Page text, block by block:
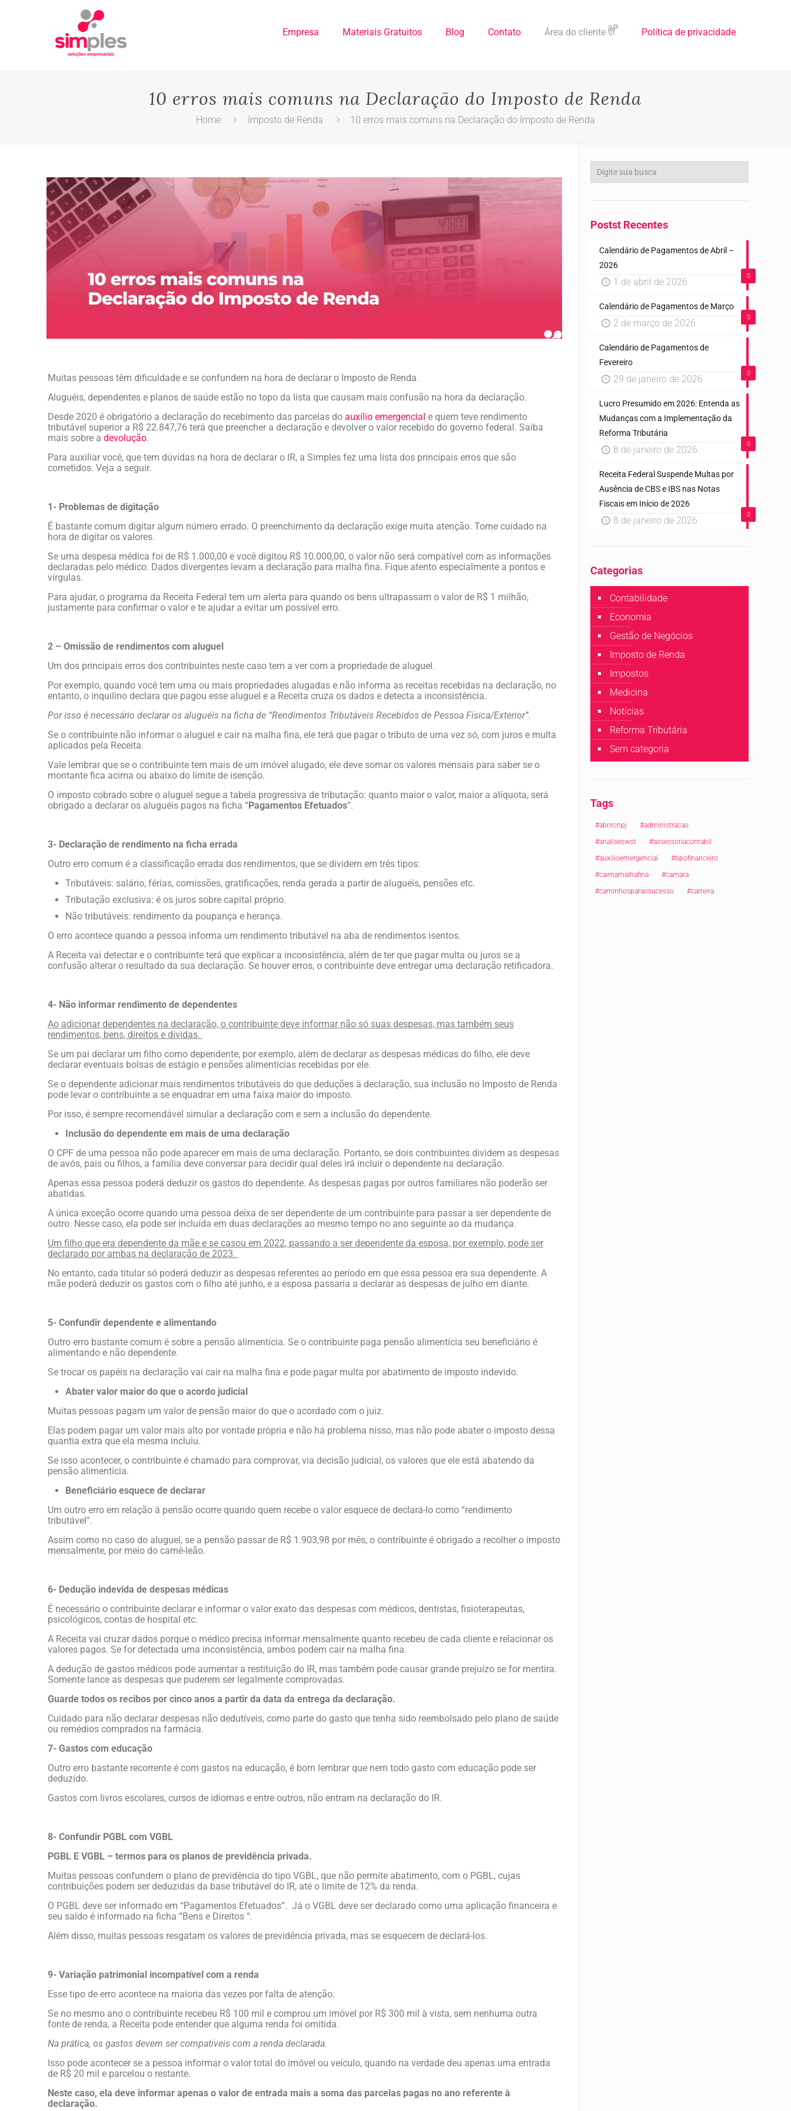
Empresa Materiais Gratuitos Blog Contato Área do cliente Política de privacidade
10 erros mais comuns na Declaração do Imposto de Renda
Home Imposto de Renda 10 erros mais comuns na Declaração do Imposto de Renda
Muitas pessoas têm dificuldade e se confundem na hora de declarar o Imposto de Renda.
Aluguéis, dependentes e planos de saúde estão no topo da lista que causam mais confusão na hora da declaração.
Desde 2020 é obrigatório a declaração do recebimento das parcelas doauxílio emergencial e quem teve rendimento
tributável superior a R$ 22.847,76 terá que preencher a declaração e devolver o valor recebido do governo federal. Saiba
mais sobre adevolução.
Para auxiliar você, que tem dúvidas na hora de declarar o IR, a Simples fez uma lista dos principais erros que são
cometidos. Veja a seguir.
1- Problemas de digitação
É bastante comum digitar algum número errado. O preenchimento da declaração exige muita atenção. Tome cuidado na
hora de digitar os valores.
Se uma despesa médica foi de R$ 1.000,00 e você digitou R$ 10.000,00, o valor não será compatível com as informações
declaradas pelo médico. Dados divergentes levam a declaração para malha fina. Fique atento especialmente a pontos e
vírgulas.
Para ajudar, o programa da Receita Federal tem um alerta para quando os bens ultrapassam o valor de R$ 1 milhão,
justamente para confirmar o valor e te ajudar a evitar um possível erro.
2 – Omissão de rendimentos com aluguel
Um dos principais erros dos contribuintes neste caso tem a ver com a propriedade de aluguel.
Por exemplo, quando você tem uma ou mais propriedades alugadas e não informa as receitas recebidas na declaração, no
entanto, o inquilino declara que pagou esse aluguel e a Receita cruza os dados e detecta a inconsistência.
Por isso é necessário declarar os aluguéis na ficha de “Rendimentos Tributáveis Recebidos de Pessoa Física/Exterior”.
Se o contribuinte não informar o aluguel e cair na malha fina, ele terá que pagar o tributo de uma vez só, com juros e multa
aplicados pela Receita.
Vale lembrar que se o contribuinte tem mais de um imóvel alugado, ele deve somar os valores mensais para saber se o
montante fica acima ou abaixo do limite de isenção.
O imposto cobrado sobre o aluguel segue a tabela progressiva de tributação: quanto maior o valor, maior a alíquota, será
obrigado a declarar os aluguéis pagos na ficha “Pagamentos Efetuados”.
3- Declaração de rendimento na ficha errada
Outro erro comum é a classificação errada dos rendimentos, que se dividem em três tipos:
Tributáveis: salário, férias, comissões, gratificações, renda gerada a partir de aluguéis, pensões etc.
Tributação exclusiva: é os juros sobre capital próprio.
Não tributáveis: rendimento da poupança e herança.
O erro acontece quando a pessoa informa um rendimento tributável na aba de rendimentos isentos.
A Receita vai detectar e o contribuinte terá que explicar a inconsistência, além de ter que pagar multa ou juros se a
confusão alterar o resultado da sua declaração. Se houver erros, o contribuinte deve entregar uma declaração retificadora.
4- Não informar rendimento de dependentes
Ao adicionar dependentes na declaração, o contribuinte deve informar não só suas despesas, mas também seus
rendimentos, bens, direitos e dívidas.
Se um pai declarar um filho como dependente, por exemplo, além de declarar as despesas médicas do filho, ele deve
declarar eventuais bolsas de estágio e pensões alimentícias recebidas por ele.
Se o dependente adicionar mais rendimentos tributáveis do que deduções à declaração, sua inclusão no Imposto de Renda
pode levar o contribuinte a se enquadrar em uma faixa maior do imposto.
Por isso, é sempre recomendável simular a declaração com e sem a inclusão do dependente.
Inclusão do dependente em mais de uma declaração
O CPF de uma pessoa não pode aparecer em mais de uma declaração. Portanto, se dois contribuintes dividem as despesas
de avós, pais ou filhos, a família deve conversar para decidir qual deles irá incluir o dependente na declaração.
Apenas essa pessoa poderá deduzir os gastos do dependente. As despesas pagas por outros familiares não poderão ser
abatidas.
A única exceção ocorre quando uma pessoa deixa de ser dependente de um contribuinte para passar a ser dependente de
outro. Nesse caso, ela pode ser incluída em duas declarações ao mesmo tempo no ano seguinte ao da mudança.
Um filho que era dependente da mãe e se casou em 2022, passando a ser dependente da esposa, por exemplo, pode ser
declarado por ambas na declaração de 2023.
No entanto, cada titular só poderá deduzir as despesas referentes ao período em que essa pessoa era sua dependente. A
mãe poderá deduzir os gastos com o filho até junho, e a esposa passaria a declarar as despesas de julho em diante.
5- Confundir dependente e alimentando
Outro erro bastante comum é sobre a pensão alimentícia. Se o contribuinte paga pensão alimentícia seu beneficiário é
alimentando e não dependente.
Se trocar os papéis na declaração vai cair na malha fina e pode pagar multa por abatimento de imposto indevido.
Abater valor maior do que o acordo judicial
Muitas pessoas pagam um valor de pensão maior do que o acordado com o juiz.
Elas podem pagar um valor mais alto por vontade própria e não há problema nisso, mas não pode abater o imposto dessa
quantia extra que ela mesma incluiu.
Se isso acontecer, o contribuinte é chamado para comprovar, via decisão judicial, os valores que ele está abatendo da
pensão alimentícia.
Beneficiário esquece de declarar
Um outro erro em relação à pensão ocorre quando quem recebe o valor esquece de declará-lo como “rendimento
tributável”.
Assim como no caso do aluguel, se a pensão passar de R$ 1.903,98 por mês, o contribuinte é obrigado a recolher o imposto
mensalmente, por meio do carnê-leão.
6- Dedução indevida de despesas médicas
É necessário o contribuinte declarar e informar o valor exato das despesas com médicos, dentistas, fisioterapeutas,
psicológicos, contas de hospital etc.
A Receita vai cruzar dados porque o médico precisa informar mensalmente quanto recebeu de cada cliente e relacionar os
valores pagos. Se for detectada uma inconsistência, ambos podem cair na malha fina.
A dedução de gastos médicos pode aumentar a restituição do IR, mas também pode causar grande prejuízo se for mentira.
Somente lance as despesas que puderem ser legalmente comprovadas.
Guarde todos os recibos por cinco anos a partir da data da entrega da declaração.
Cuidado para não declarar despesas não dedutíveis, como parte do gasto que tenha sido reembolsado pelo plano de saúde
ou remédios comprados na farmácia.
7- Gastos com educação
Outro erro bastante recorrente é com gastos na educação, é bom lembrar que nem todo gasto com educação pode ser
deduzido.
Gastos com livros escolares, cursos de idiomas e entre outros, não entram na declaração do IR.
8- Confundir PGBL com VGBL
PGBL E VGBL – termos para os planos de previdência privada.
Muitas pessoas confundem o plano de previdência do tipo VGBL, que não permite abatimento, com o PGBL, cujas
contribuições podem ser deduzidas da base tributável do IR, até o limite de 12% da renda.
O PGBL deve ser informado em “Pagamentos Efetuados”. Já o VGBL deve ser declarado como uma aplicação financeira e
seu saldo é informado na ficha “Bens e Direitos “.
Além disso, muitas pessoas resgatam os valores de previdência privada, mas se esquecem de declará-los.
9- Variação patrimonial incompatível com a renda
Esse tipo de erro acontece na maioria das vezes por falta de atenção.
Se no mesmo ano o contribuinte recebeu R$ 100 mil e comprou um imóvel por R$ 300 mil à vista, sem nenhuma outra
fonte de renda, a Receita pode entender que alguma renda foi omitida.
Na prática, os gastos devem ser compatíveis com a renda declarada.
Isso pode acontecer se a pessoa informar o valor total do imóvel ou veículo, quando na verdade deu apenas uma entrada
de R$ 20 mil e parcelou o restante.
Neste caso, ela deve informar apenas o valor de entrada mais a soma das parcelas pagas no ano referente à
declaração.
Postst Recentes
0
Calendário de Pagamentos de Abril –
2026
1 de abril de 2026
0
Calendário de Pagamentos de Março
2 de março de 2026
0
Calendário de Pagamentos de
Fevereiro
29 de janeiro de 2026
0
Lucro Presumido em 2026: Entenda as
Mudanças com a Implementação da
Reforma Tributária
8 de janeiro de 2026
0
Receita Federal Suspende Multas por
Ausência de CBS e IBS nas Notas
Fiscais em Início de 2026
8 de janeiro de 2026
Categorias
Contabilidade
Economia
Gestão de Negócios
Imposto de Renda
Impostos
Medicina
Notícias
Reforma Tributária
Sem categoria
Tags
#abrircnpj
#administracao
#analiseswot
#assessoriacontabil
#auxilioemergencial
#bpofinanceiro
#cairnamalhafina
#camara
#caminhosparaosucesso
#carreira